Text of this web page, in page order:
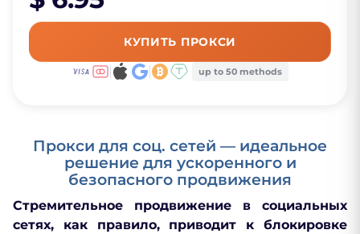
КУПИТЬ ПРОКСИ
up to 50 methods
Прокси для соц. сетей — идеальное
решение для ускоренного и
безопасного продвижения
Стремительное продвижение в социальных
сетях, как правило, приводит к блокировке